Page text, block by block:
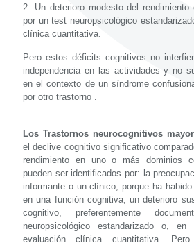
2. Un deterioro modesto del rendimiento
por un test neuropsicológico
clínica cuantitativa.
Pero estos déficits cognitivos no
independencia en las actividades y no
en el contexto de un síndrome
por otro trastorno .
Los Trastornos neurocognitivos
el declive cognitivo significativo
rendimiento en uno o más dominios
pueden ser identificados por: la
informante o un clínico, porque ha
en una función cognitiva; un deterioro
cognitivo, preferentemente
neuropsicológico estandarizado o,
evaluación clínica cuantitativa.